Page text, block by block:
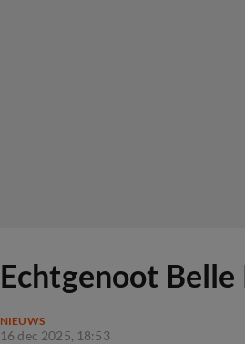
Echtgenoot
NIEUWS
16 dec 2025, 18:53